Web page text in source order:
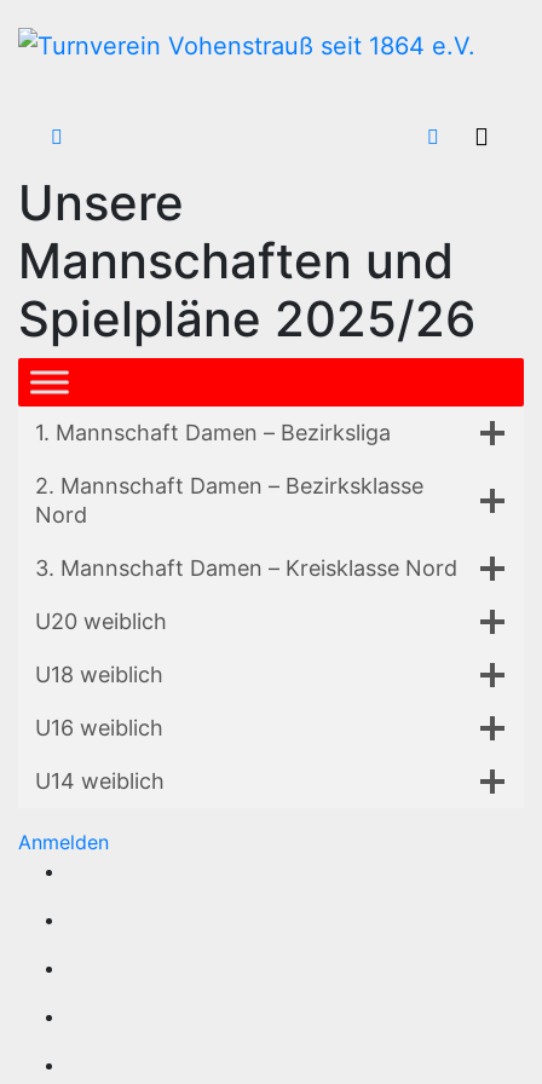
Inhalt
Unsere
Mannschaften und
Spielpläne 2025/26
1. Mannschaft Damen – Bezirksliga
2. Mannschaft Damen – Bezirksklasse
Nord
3. Mannschaft Damen – Kreisklasse Nord
U20 weiblich
U18 weiblich
U16 weiblich
U14 weiblich
Anmelden